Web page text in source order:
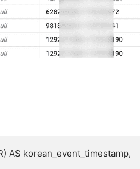
AS korean_event_timestamp,